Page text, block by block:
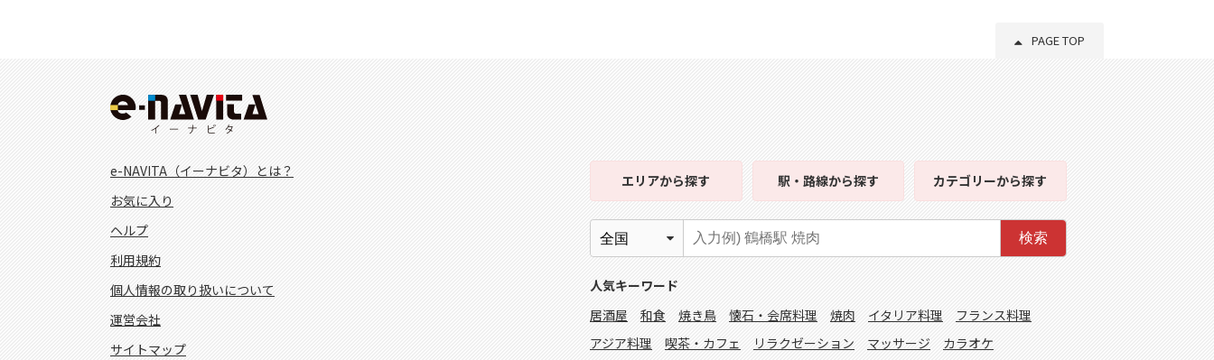
PAGE TOP
e-NAVITA（イーナビタ）とは？
お気に入り
ヘルプ
利用規約
個人情報の取り扱いについて
運営会社
サイトマップ
エリアから探す 駅・路線から探す カテゴリーから探す
検索
人気キーワード
居酒屋
和食 焼き鳥 懐石・会席料理 焼肉 イタリア料理
フランス料理
アジア料理
喫茶・カフェ リラクゼーション マッサージ カラオケ